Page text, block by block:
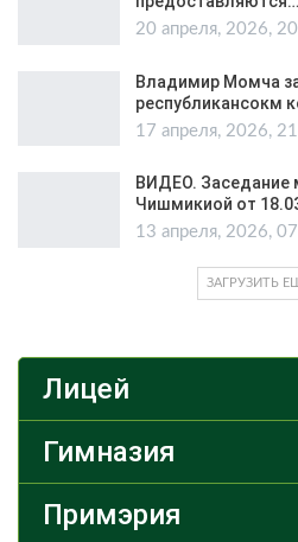
20 апреля, 2026,
Владимир Момча
республикансокм
17 апреля, 2026,
ВИДЕО. Заседание
Чишмикиой от
13 апреля, 2026,
ЗАГРУЗИТЬ
Лицей
Гимназия
Примэрия